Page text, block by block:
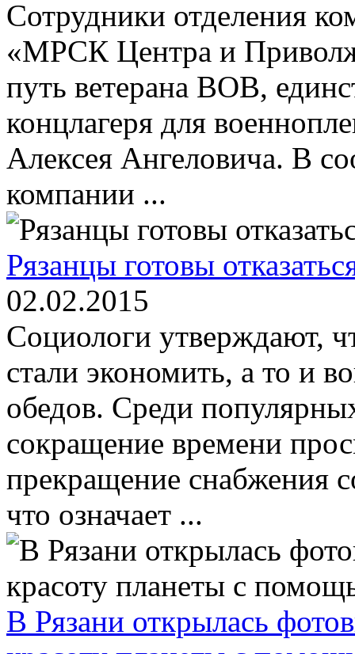
Сотрудники отделения
«МРСК Центра и
путь ветерана ВОВ,
концлагеря для
Алексея Ангеловича. В
компании ...
Рязанцы готовы
02.02.2015
Социологи утверждают,
стали экономить, а то и
обедов. Среди
сокращение времени
прекращение снабжения
что означает ...
В Рязани открылась